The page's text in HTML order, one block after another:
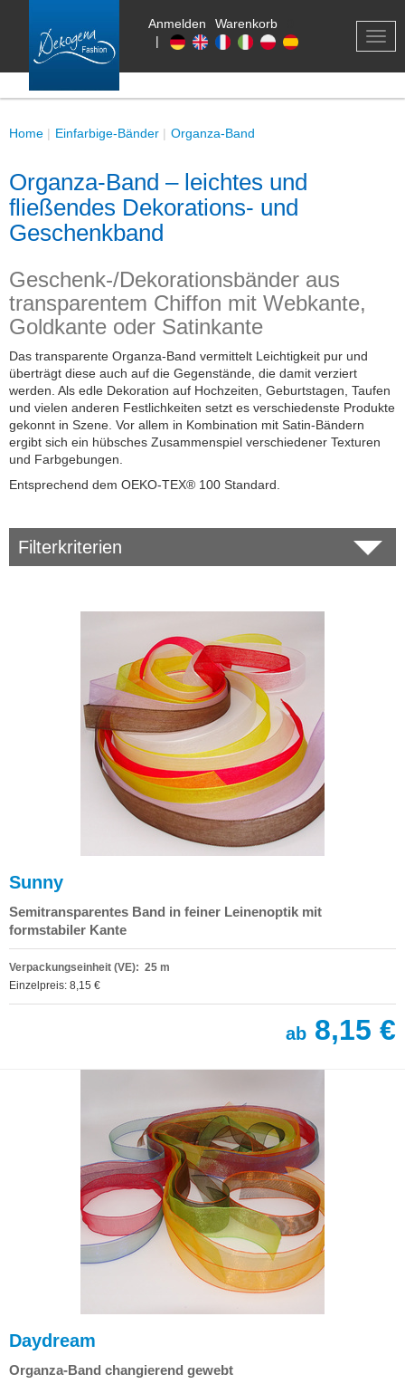
Anmelden
Warenkorb
|
Home Einfarbige-Bänder Organza-Band
Organza-Band – leichtes und
fließendes Dekorations- und
Geschenkband
Geschenk-/Dekorationsbänder aus
transparentem Chiffon mit Webkante,
Goldkante oder Satinkante
Das transparente Organza-Band vermittelt Leichtigkeit pur und
überträgt diese auch auf die Gegenstände, die damit verziert
werden. Als edle Dekoration auf Hochzeiten, Geburtstagen, Taufen
und vielen anderen Festlichkeiten setzt es verschiedenste Produkte
gekonnt in Szene. Vor allem in Kombination mit Satin-Bändern
ergibt sich ein hübsches Zusammenspiel verschiedener Texturen
und Farbgebungen.
Entsprechend dem OEKO-TEX® 100 Standard.
Filterkriterien
Sunny
Semitransparentes Band in feiner Leinenoptik mit
formstabiler Kante
Verpackungseinheit (VE): 25 m
Einzelpreis: 8,15 €
ab 8,15 €
Daydream
Organza-Band changierend gewebt